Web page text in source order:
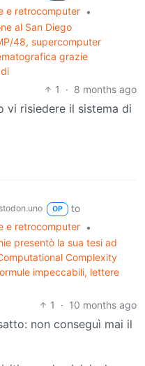
e retrocomputer •
al San Diego
48, supercomputer
grazie
1
· 8 months ago
vi risiedere il sistema di
OP
to
e retrocomputer •
presentò la sua tesi ad
Complexity
impeccabili, lettere
1
· 10 months ago
non conseguì mai il